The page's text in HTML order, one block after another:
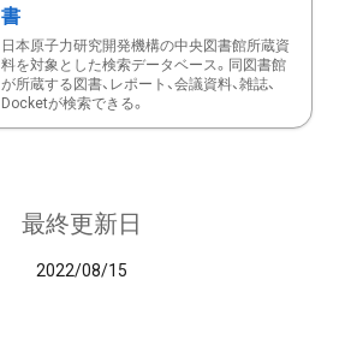
書
日本原子力研究開発機構の中央図書館所蔵資
料を対象とした検索データベース。同図書館
が所蔵する図書、レポート、会議資料、雑誌、
Docketが検索できる。
最終更新日
2022/08/15